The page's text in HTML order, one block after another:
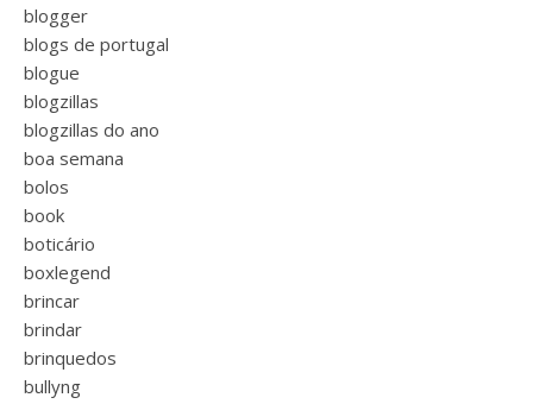
blogger
blogs de portugal
blogue
blogzillas
blogzillas do ano
boa semana
bolos
book
boticário
boxlegend
brincar
brindar
brinquedos
bullyng